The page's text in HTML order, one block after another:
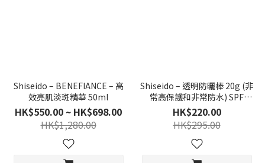
Shiseido – BENEFIANCE – 高
效亮肌淡斑精華 50ml
HK$550.00 ~ HK$698.00
HK$1,280.00
Shiseido – 透明防曬棒 20g (非
常高保護和非常防水) SPF
50+/PA++++ - 用於面部/身體
HK$220.00
HK$295.00